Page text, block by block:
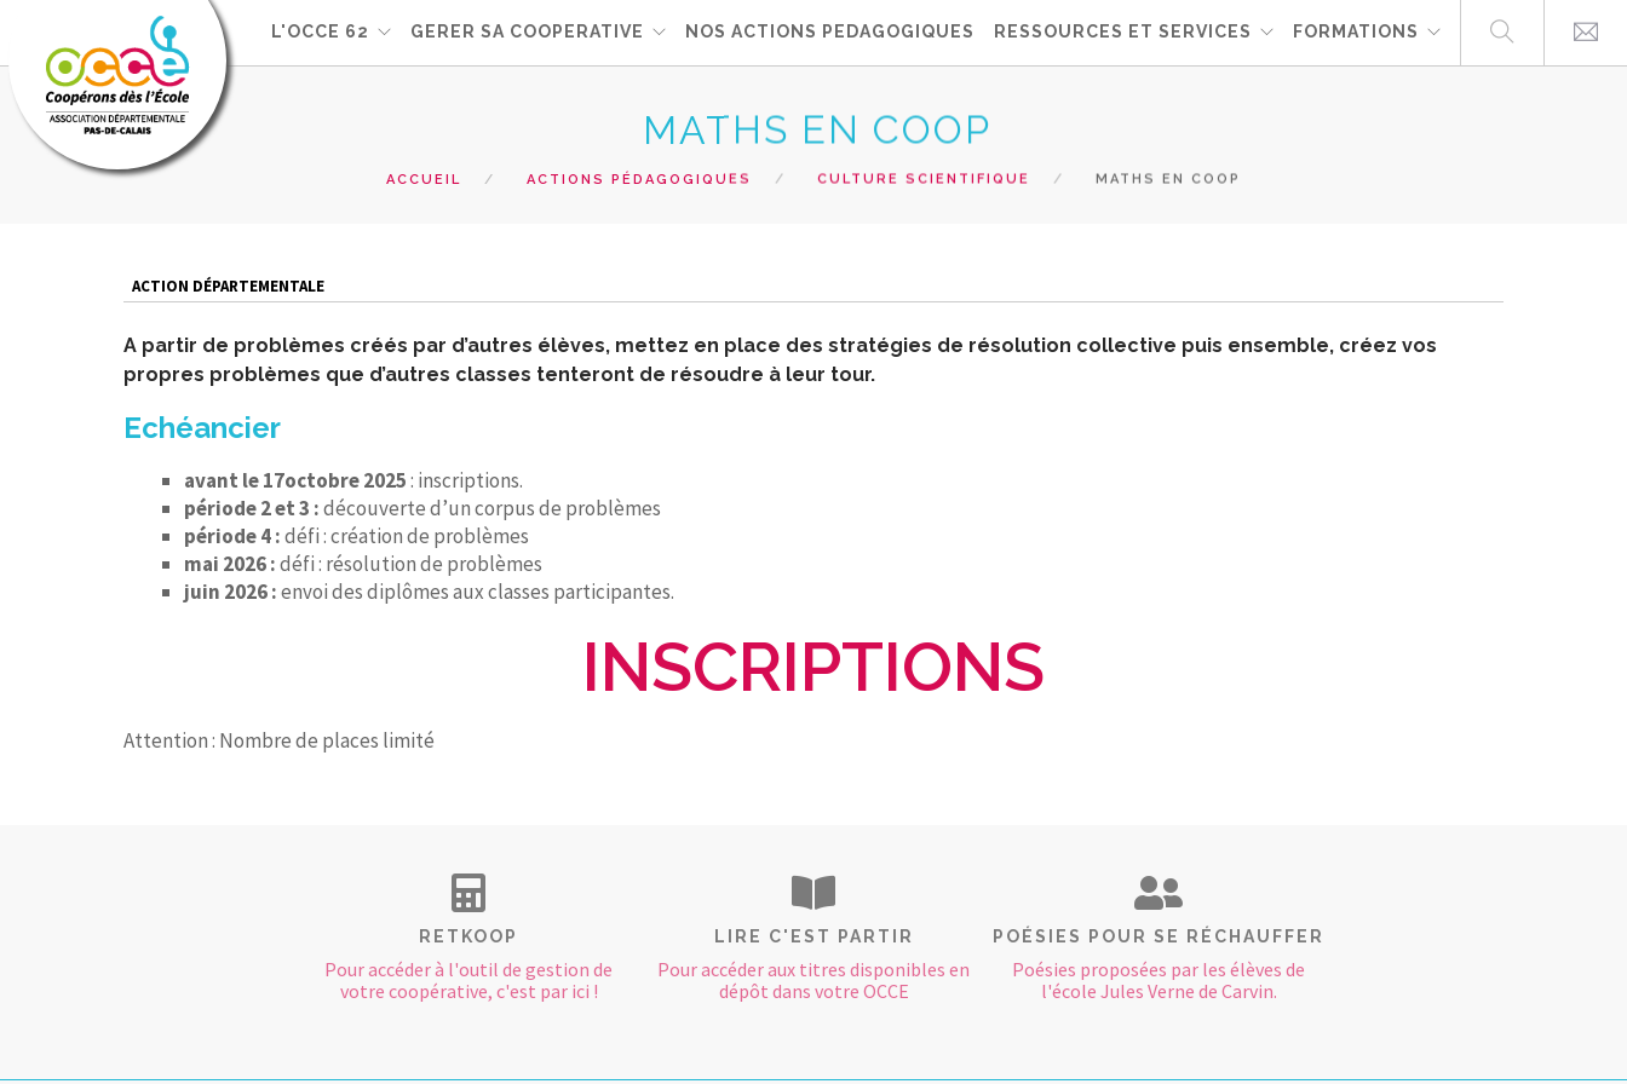
L'OCCE 62 GERER SA COOPERATIVE NOS ACTIONS PEDAGOGIQUES RESSOURCES ET SERVICES FORMATIONS
MATHS EN COOP
ACCUEIL ACTIONS PÉDAGOGIQUES CULTURE SCIENTIFIQUE MATHS EN COOP
ACTION DÉPARTEMENTALE
A partir de problèmes créés par d’autres élèves, mettez en place des stratégies de résolution collective puis ensemble, créez vos
propres problèmes que d’autres classes tenteront de résoudre à leur tour.
Echéancier
avant le 17octobre 2025: inscriptions.
période 2 et 3 :découverte d’un corpus de problèmes
période 4 :défi : création de problèmes
mai 2026 :défi : résolution de problèmes
juin 2026 :envoi des diplômes aux classes participantes.
INSCRIPTIONS
Attention : Nombre de places limité
RETKOOP
Pour accéder à l'outil de gestion de
votre coopérative, c'est par ici !
LIRE C'EST PARTIR
Pour accéder aux titres disponibles en
dépôt dans votre OCCE
POÉSIES POUR SE RÉCHAUFFER
Poésies proposées par les élèves de
l'école Jules Verne de Carvin.